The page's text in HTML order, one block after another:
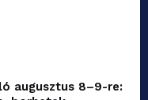
augusztus 8–9-re: